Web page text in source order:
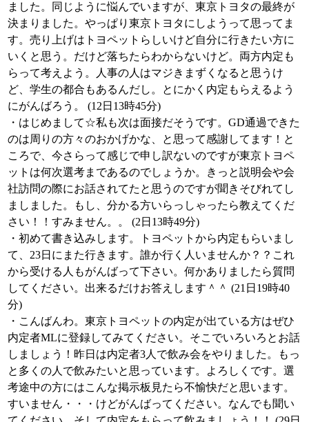
ました。同じように悩んでいますが、東京トヨタの最終が
決まりました。やっぱり東京トヨタにしようって思ってま
す。売り上げはトヨペットらしいけど自分に行きたい方に
いくと思う。だけど落ちたらわからないけど。両方内定も
らって考えよう。人事の人はマジきまずくなると思うけ
ど、学生の都合もあるんだし。とにかく内定もらえるよう
にがんばろう。 (12日13時45分)
・はじめまして☆私も次は面接だそうです。GD通過できた
のは周りの方々のおかげかな、と思って感謝してます！と
ころで、今さらって感じで申し訳ないのですが東京トヨペ
ットは何次選考まであるのでしょうか。きっと説明会や会
社訪問の際にお話されてたと思うのですが聞きそびれてし
ましました。もし、分かる方いらっしゃったら教えてくだ
さい！！すみません。。 (2日13時49分)
・初めて書き込みします。トヨペットから内定もらいまし
て、23日にまた行きます。誰か行く人いませんか？？これ
から受ける人もがんばって下さい。何かありましたら質問
してください。出来るだけお答えします＾＾ (21日19時40
分)
・こんばんわ。東京トヨペットの内定が出ている方はぜひ
内定者MLに登録してみてください。そこでいろいろとお話
しましょう！昨日は内定者3人で飲み会をやりました。もっ
と多くの人で飲みたいと思っています。よろしくです。選
考途中の方にはこんな掲示板見たら不愉快だと思います。
すいません・・・けどがんばってください。なんでも聞い